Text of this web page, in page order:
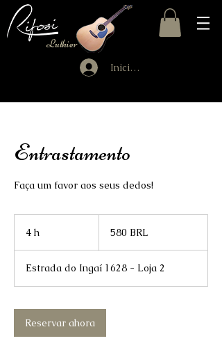
Luthier
Iniciar sesión
Entrastamento
Faça um favor aos seus dedos!
4 h
brasileños
580 BRL
Estrada do Ingaí 1628 - Loja 2
Reservar ahora